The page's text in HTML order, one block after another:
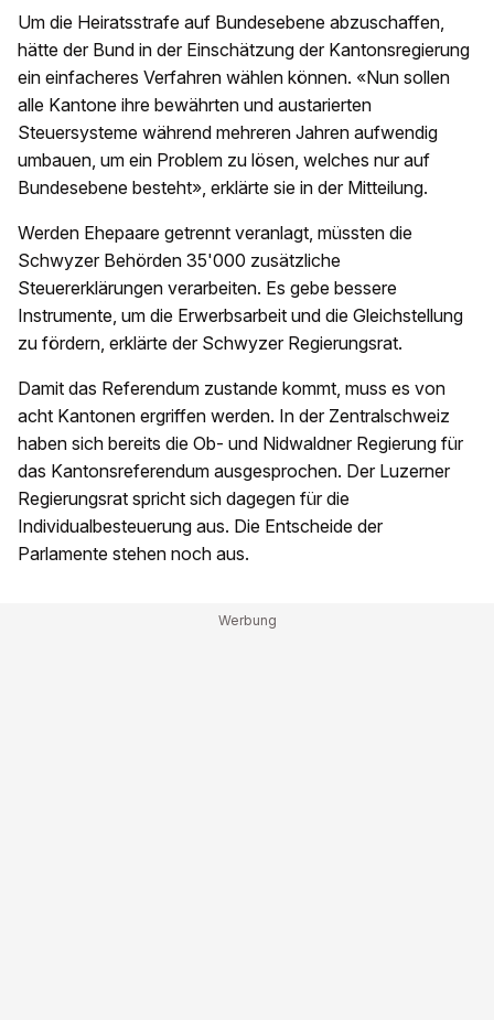
Um die Heiratsstrafe auf Bundesebene abzuschaffen,
hätte der Bund in der Einschätzung der Kantonsregierung
ein einfacheres Verfahren wählen können. «Nun sollen
alle Kantone ihre bewährten und austarierten
Steuersysteme während mehreren Jahren aufwendig
umbauen, um ein Problem zu lösen, welches nur auf
Bundesebene besteht», erklärte sie in der Mitteilung.
Werden Ehepaare getrennt veranlagt, müssten die
Schwyzer Behörden 35'000 zusätzliche
Steuererklärungen verarbeiten. Es gebe bessere
Instrumente, um die Erwerbsarbeit und die Gleichstellung
zu fördern, erklärte der Schwyzer Regierungsrat.
Damit das Referendum zustande kommt, muss es von
acht Kantonen ergriffen werden. In der Zentralschweiz
haben sich bereits die Ob- und Nidwaldner Regierung für
das Kantonsreferendum ausgesprochen. Der Luzerner
Regierungsrat spricht sich dagegen für die
Individualbesteuerung aus. Die Entscheide der
Parlamente stehen noch aus.